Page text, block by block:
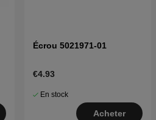
Écrou 5021971-01
€4.93
En stock
Acheter